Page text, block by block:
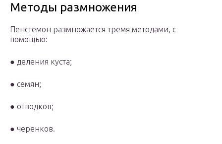
Методы размножения
Пенстемон размножается тремя методами, с
помощью:
● деления куста;
● семян;
● отводков;
● черенков.